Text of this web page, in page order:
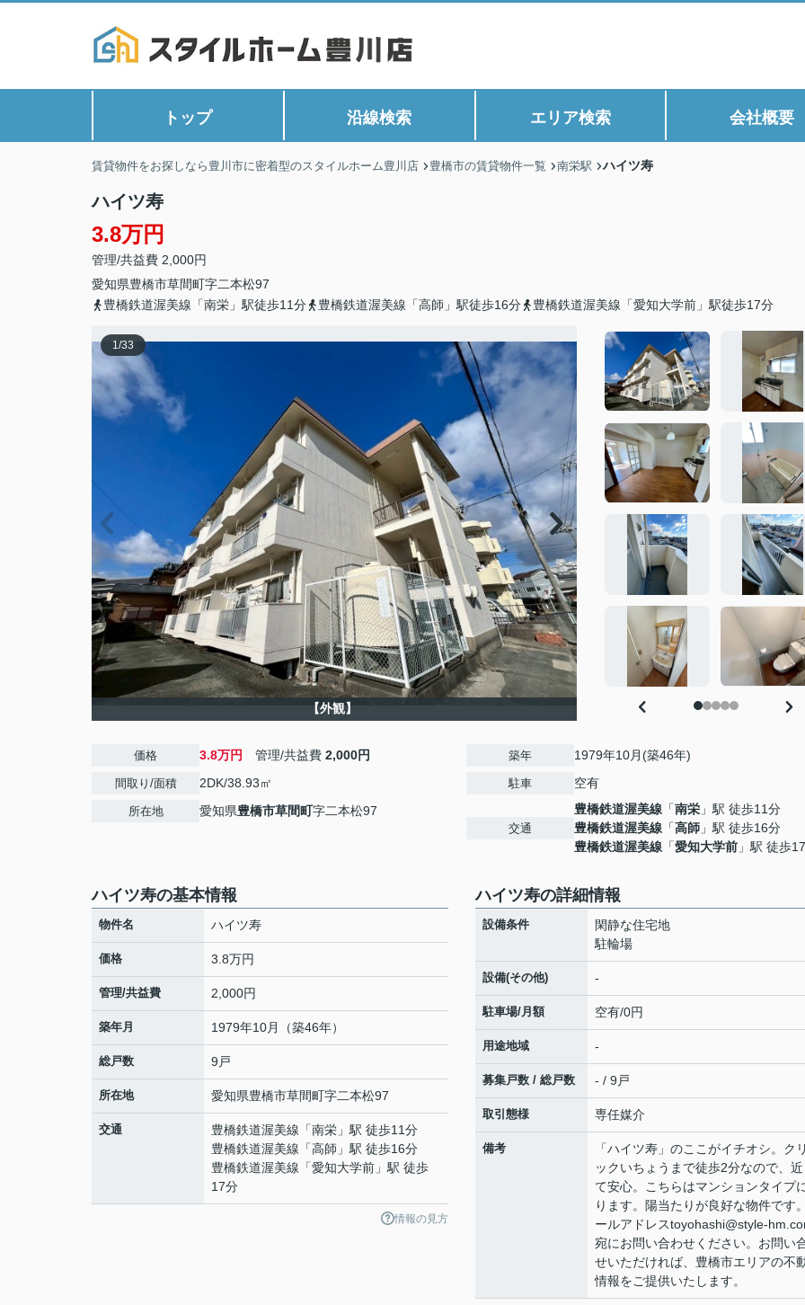
トップ 沿線検索 エリア検索 会社概要
賃貸物件をお探しなら豊川市に密着型のスタイルホーム豊川店 豊橋市の賃貸物件一覧 南栄駅 ハイツ寿
ハイツ寿
3.8万円
管理/共益費 2,000円
愛知県豊橋市草間町字二本松97
豊橋鉄道渥美線「南栄」駅徒歩11分
豊橋鉄道渥美線「高師」駅徒歩16分 豊橋鉄道渥美線「愛知大学前」駅徒歩17分
1/33
【外観】
価格 3.8万円 管理/共益費 2,000円
間取り/面積 2DK/38.93㎡
所在地 愛知県豊橋市草間町字二本松97
築年 1979年10月(築46年)
駐車 空有
交通
豊橋鉄道渥美線 「南栄 」駅 徒歩11分
豊橋鉄道渥美線 「高師 」駅 徒歩16分
豊橋鉄道渥美線 「愛知大学前 」駅 徒歩
ハイツ寿の基本情報
物件名 ハイツ寿
価格 3.8万円
管理/共益費 2,000円
築年月 1979年10月（築46年）
総戸数 9戸
所在地 愛知県豊橋市草間町字二本松97
交通 豊橋鉄道渥美線 「南栄 」駅 徒歩11分
豊橋鉄道渥美線 「高師 」駅 徒歩16分
豊橋鉄道渥美線 「愛知大学前 」駅 徒歩
17分
情報の見方
ハイツ寿の詳細情報
設備条件
閑静な住宅地
駐輪場
設備(その他) -
駐車場/月額 空有/0円
用途地域 -
募集戸数 / 総戸数 - / 9戸
取引態様 専任媒介
備考
「ハイツ寿」のここがイチオシ。ク
ックいちょうまで徒歩2分なので、近
て安心。こちらはマンションタイプ
ります。陽当たりが良好な物件です
ールアドレスtoyohashi@style-
宛にお問い合わせください。お問い
せいただければ、豊橋市エリアの不
情報をご提供いたします。